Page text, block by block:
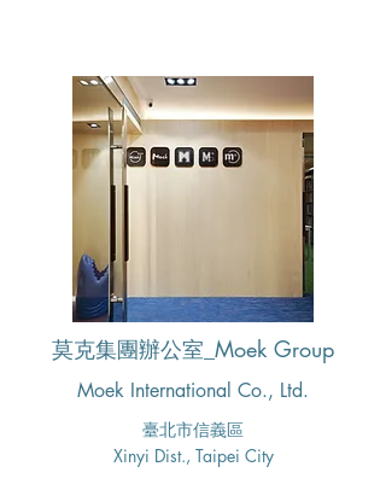
莫克集團辦公室_Moek Group
Moek International Co., Ltd.
臺北市信義區​
Xinyi Dist., Taipei City